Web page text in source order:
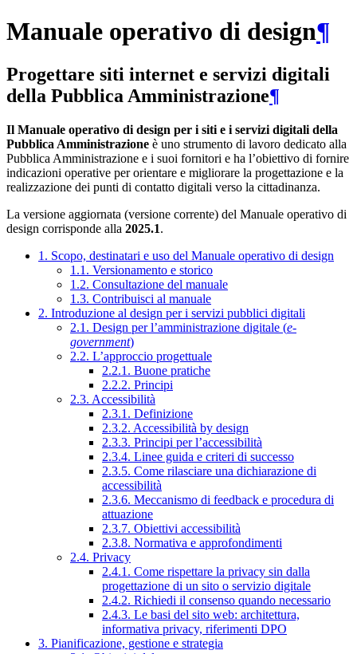
Manuale operativo di design¶
Progettare siti internet e servizi digitali
della Pubblica Amministrazione¶
Il Manuale operativo di design per i siti e i servizi digitali della
Pubblica Amministrazione è uno strumento di lavoro dedicato alla
Pubblica Amministrazione e i suoi fornitori e ha l’obiettivo di fornire
indicazioni operative per orientare e migliorare la progettazione e la
realizzazione dei punti di contatto digitali verso la cittadinanza.
La versione aggiornata (versione corrente) del Manuale operativo di
design corrisponde alla 2025.1.
1. Scopo, destinatari e uso del Manuale operativo di design
1.1. Versionamento e storico
1.2. Consultazione del manuale
1.3. Contribuisci al manuale
2. Introduzione al design per i servizi pubblici digitali
2.1. Design per l’amministrazione digitale (e-
government)
2.2. L’approccio progettuale
2.2.1. Buone pratiche
2.2.2. Principi
2.3. Accessibilità
2.3.1. Definizione
2.3.2. Accessibilità by design
2.3.3. Principi per l’accessibilità
2.3.4. Linee guida e criteri di successo
2.3.5. Come rilasciare una dichiarazione di
accessibilità
2.3.6. Meccanismo di feedback e procedura di
attuazione
2.3.7. Obiettivi accessibilità
2.3.8. Normativa e approfondimenti
2.4. Privacy
2.4.1. Come rispettare la privacy sin dalla
progettazione di un sito o servizio digitale
2.4.2. Richiedi il consenso quando necessario
2.4.3. Le basi del sito web: architettura,
informativa privacy, riferimenti DPO
3. Pianificazione, gestione e strategia